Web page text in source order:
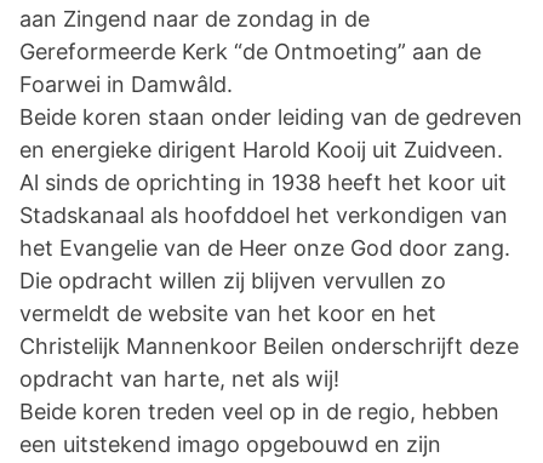
aan Zingend naar de zondag in de
Gereformeerde Kerk “de Ontmoeting” aan de
Foarwei in Damwâld.
Beide koren staan onder leiding van de gedreven
en energieke dirigent Harold Kooij uit Zuidveen.
Al sinds de oprichting in 1938 heeft het koor uit
Stadskanaal als hoofddoel het verkondigen van
het Evangelie van de Heer onze God door zang.
Die opdracht willen zij blijven vervullen zo
vermeldt de website van het koor en het
Christelijk Mannenkoor Beilen onderschrijft deze
opdracht van harte, net als wij!
Beide koren treden veel op in de regio, hebben
een uitstekend imago opgebouwd en zijn